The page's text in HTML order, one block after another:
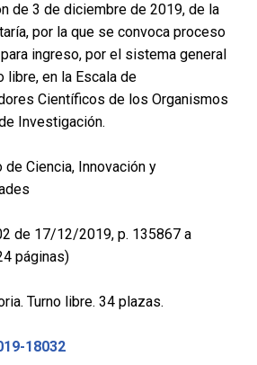
de 3 de diciembre de 2019, de la
por la que se convoca proceso
ingreso, por el sistema general
libre, en la Escala de
Científicos de los Organismos
Investigación.
Ciencia, Innovación y
de 17/12/2019, p. 135867 a
páginas)
Turno libre. 34 plazas.
18032